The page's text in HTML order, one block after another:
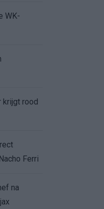
WK-
krijgt rood
Ferri
na